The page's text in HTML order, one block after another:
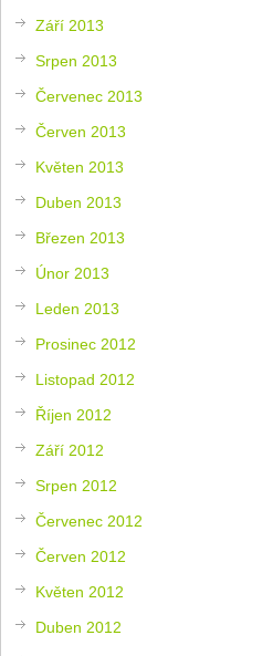
Září 2013
Srpen 2013
Červenec 2013
Červen 2013
Květen 2013
Duben 2013
Březen 2013
Únor 2013
Leden 2013
Prosinec 2012
Listopad 2012
Říjen 2012
Září 2012
Srpen 2012
Červenec 2012
Červen 2012
Květen 2012
Duben 2012